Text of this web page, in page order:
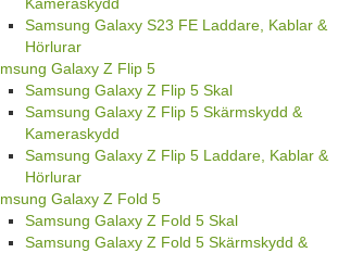
Kameraskydd
Samsung Galaxy S23 FE Laddare, Kablar &
Hörlurar
Galaxy Z Flip 5
Samsung Galaxy Z Flip 5 Skal
Samsung Galaxy Z Flip 5 Skärmskydd &
Kameraskydd
Samsung Galaxy Z Flip 5 Laddare, Kablar &
Hörlurar
Galaxy Z Fold 5
Samsung Galaxy Z Fold 5 Skal
Samsung Galaxy Z Fold 5 Skärmskydd &